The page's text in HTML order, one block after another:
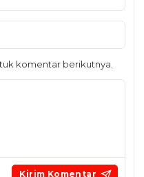
komentar berikutnya.